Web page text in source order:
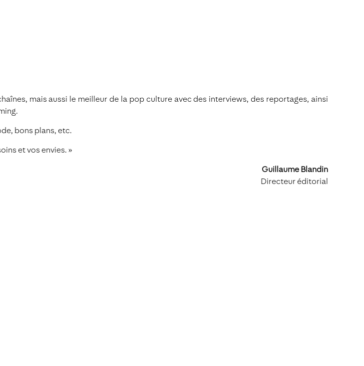
mais aussi le meilleur de la pop culture avec des interviews, des reportages, ainsi
bons plans, etc.
et vos envies. »
Guillaume Blandin
Directeur éditorial